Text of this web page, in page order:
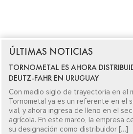
ÚLTIMAS NOTICIAS
TORNOMETAL ES AHORA
DEUTZ-FAHR EN URUGUAY
Con medio siglo de trayectoria en el
Tornometal ya es un referente en el
vial, y ahora ingresa de lleno en el
agrícola. En este marco, la empresa
su designación como distribuidor […]